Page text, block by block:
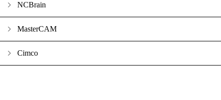
NCBrain
MasterCAM
Cimco